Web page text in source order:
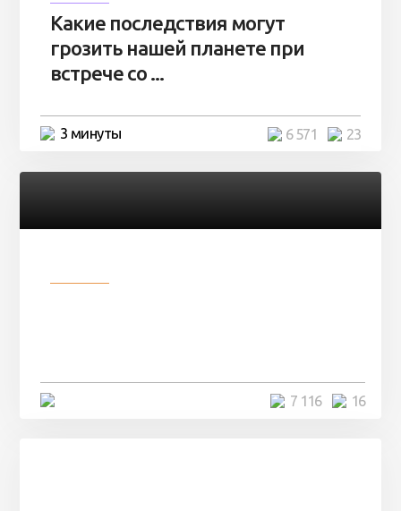
Какие последствия могут
грозить нашей планете при
встрече со ...
3 минуты 23
6 571
16
7 116